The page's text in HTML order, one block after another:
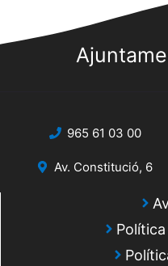
965 61 03 00
Av. Constitució, 6